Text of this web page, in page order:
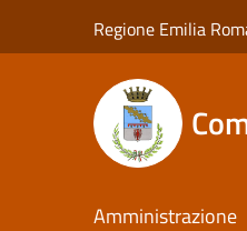
Regione Emilia
Amministrazione